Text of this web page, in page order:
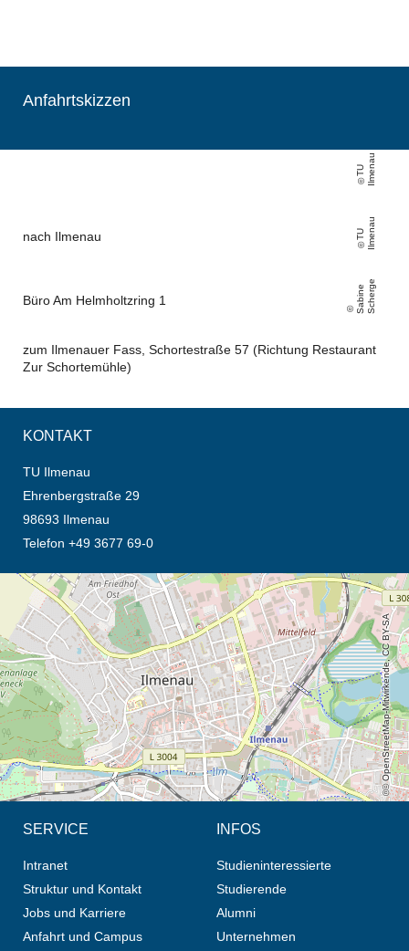
Anfahrtskizzen
T
U
Il
m
e
n
a u
nach Ilmenau T
U
Il
m
e
n
a u
Büro Am Helmholtzring 1 S
a
bi
n
e
S
c
h
e
r
ge
zum Ilmenauer Fass, Schortestraße 57 (Richtung Restaurant
Zur Schortemühle)
KONTAKT
TU Ilmenau
Ehrenbergstraße 29
98693 Ilmenau
Telefon +49 3677 69-0
Öffnet die Anfahrtsbeschreibung in neuem Tab (Karte)
© OpenStreetMap-Mitwirkende, CC BY-SA
SERVICE
Intranet
Struktur und Kontakt
Jobs und Karriere
Anfahrt und Campus
INFOS
Studieninteressierte
Studierende
Alumni
Unternehmen